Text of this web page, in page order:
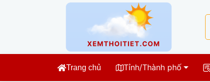
Trang chủ Tỉnh/Thành phố